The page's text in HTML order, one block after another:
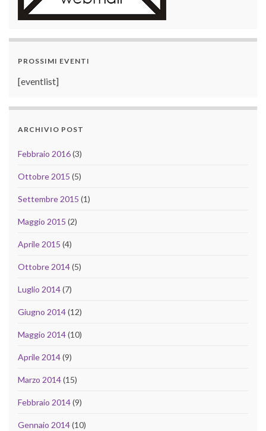
PROSSIMI EVENTI
[eventlist]
ARCHIVIO POST
Febbraio 2016(3)
Ottobre 2015 (5)
Settembre 2015 (1)
Maggio 2015 (2)
Aprile 2015 (4)
Ottobre 2014(5)
Luglio 2014(7)
Giugno 2014(12)
Maggio 2014(10)
Aprile 2014(9)
Marzo 2014(15)
Febbraio 2014(9)
Gennaio 2014(10)